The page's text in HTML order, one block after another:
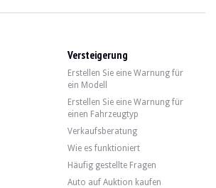
aus dem Jahr 2005 weist 77.500 km auf, was
Verkäufer an, dass das Fahrzeug in gutem
Versteigerung
Erstellen Sie eine Warnung für
ein Modell
Erstellen Sie eine Warnung für
einen Fahrzeugtyp
Verkaufsberatung
Wie es funktioniert
Häufig gestellte Fragen
Auto auf Auktion kaufen